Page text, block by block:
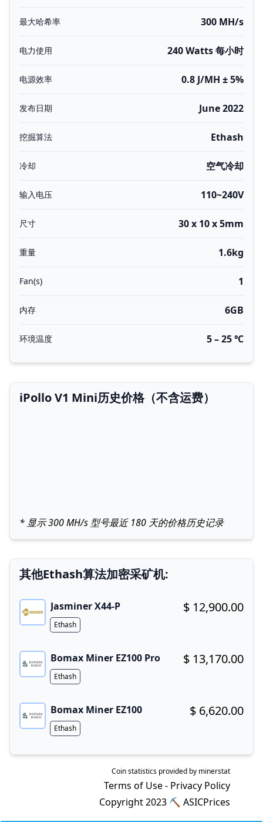
最大哈希率 300 MH/s
电力使用 240 Watts 每小时
电源效率 0.8 J/MH ± 5%
发布日期 June 2022
挖掘算法 Ethash
冷却 空气冷却
输入电压 110~240V
尺寸 30 x 10 x 5mm
重量 1.6kg
Fan(s) 1
内存 6GB
环境温度 5 – 25 ℃
iPollo V1 Mini历史价格（不含运费）
* 显示 300 MH/s 型号最近 180 天的价格历史记录
其他Ethash算法加密采矿机:
Jasminer X44-P
Buy now!
$ 12,900.00
Algorithm
Ethash
Bomax Miner EZ100 Pro
Buy now!
$ 13,170.00
Algorithm
Ethash
Bomax Miner EZ100
Buy now!
$ 6,620.00
Algorithm
Ethash
Coin statistics provided by minerstat
Terms of Use- Privacy Policy
Copyright 2023 ⛏ ASICPrices